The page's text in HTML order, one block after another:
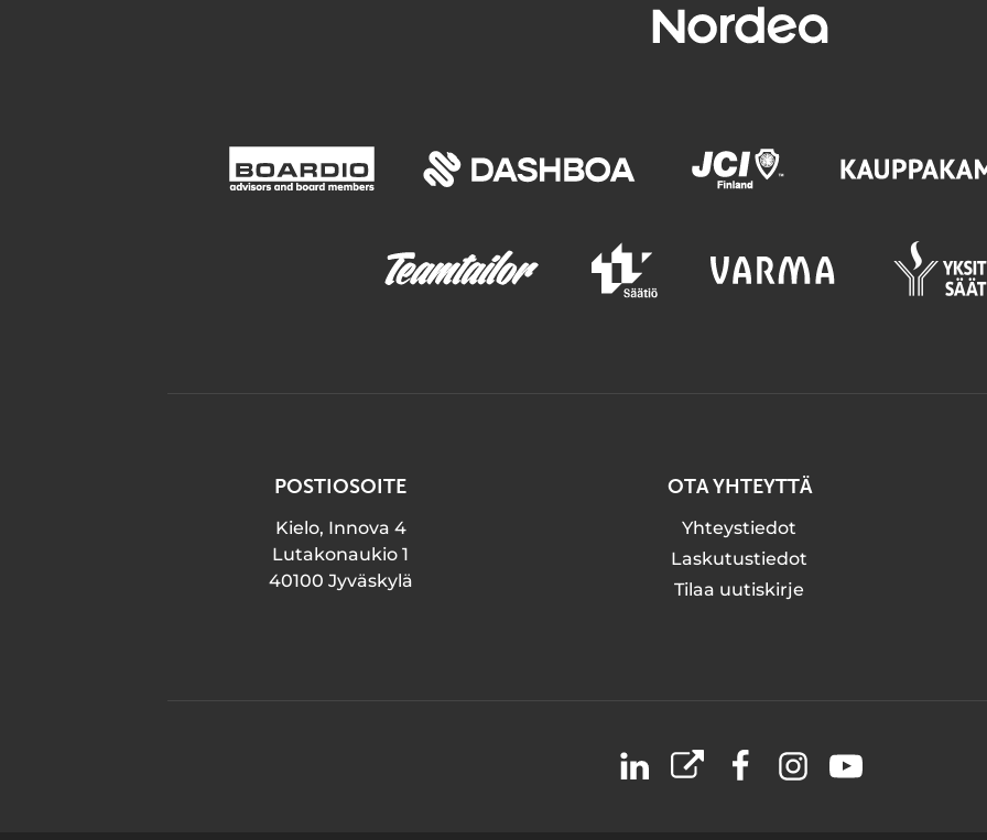
POSTIOSOITE
Kielo, Innova 4
Lutakonaukio 1
40100 Jyväskylä
OTA YHTEYTTÄ
Yhteystiedot
Laskutustiedot
Tilaa uutiskirje
LinkedIn
X FacebookInstagramYouTube